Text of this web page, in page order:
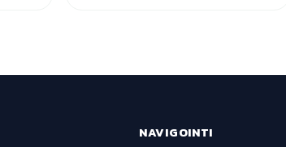
NAVIGOINTI